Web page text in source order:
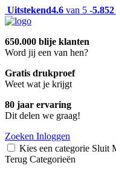
Uitstekend4.6 van 5 -5.852
650.000 blije klanten
Word jij een van hen?
Gratis drukproef
Weet wat je krijgt
80 jaar ervaring
Dit delen we graag!
Zoeken Inloggen
Kies een categorie Sluit
Terug Categorieën